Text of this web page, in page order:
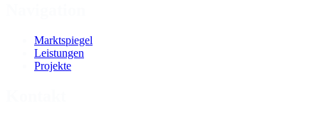
Marktspiegel
Leistungen
Projekte